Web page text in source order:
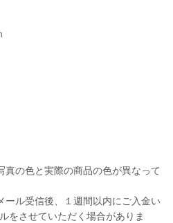
の色と実際の商品の色が異なって
ル受信後、１週間以内にご入金い
をさせていただく場合がありま